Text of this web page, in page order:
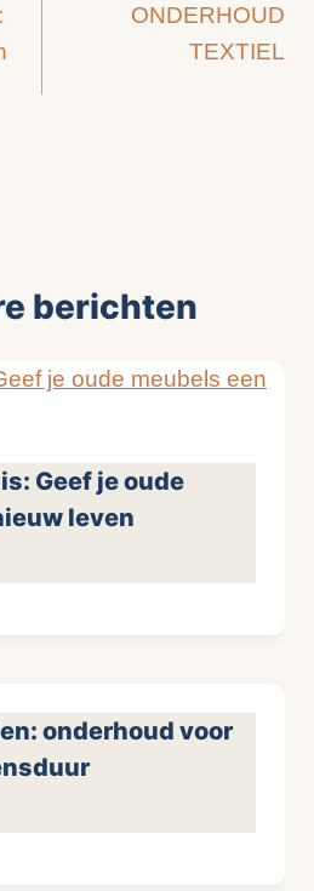
ONDERHOUD
TEXTIEL
berichten
Geef je oude
leven
onderhoud voor